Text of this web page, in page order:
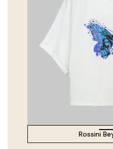
Rossini